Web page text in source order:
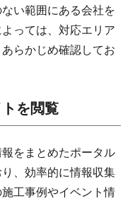
い範囲にある会社を
っては、対応エリア
らかじめ確認してお
を閲覧
をまとめたポータル
、効率的に情報収集
工事例やイベント情